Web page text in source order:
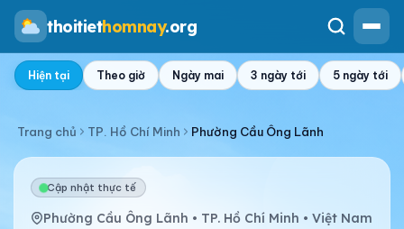
thoitiethomnay.org
Hiện tại Theo giờ Ngày mai 3 ngày tới 5 ngày tới
Trang chủ TP. Hồ Chí Minh Phường Cầu Ông Lãnh
Cập nhật thực tế
Phường Cầu Ông Lãnh • TP. Hồ Chí Minh • Việt Nam